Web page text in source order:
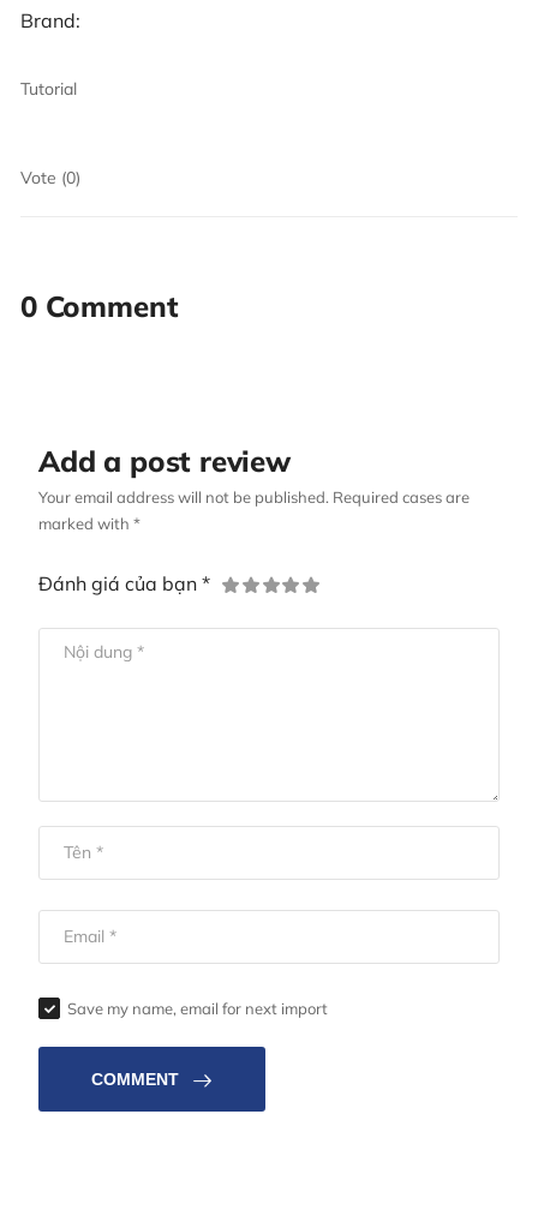
Brand:
Tutorial
Vote (0)
0 Comment
Add a post review
Your email address will not be published. Required cases are
marked with *
Đánh giá của bạn *
Save my name, email for next import
COMMENT